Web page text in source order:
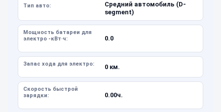
Тип авто:
Средний автомобиль (D-
segment)
Мощность батареи для
электро -кВт·ч:
0.0
Запас хода для электро: 0 км.
Скорость быстрой
зарядки:
0.00ч.